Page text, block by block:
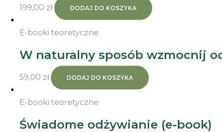
199,00 zł DODAJ DO KOSZYKA
E-booki teoretyczne
W naturalny sposób wzmocnij
59,00 zł DODAJ DO KOSZYKA
E-booki teoretyczne
Świadome odżywianie (e-book)